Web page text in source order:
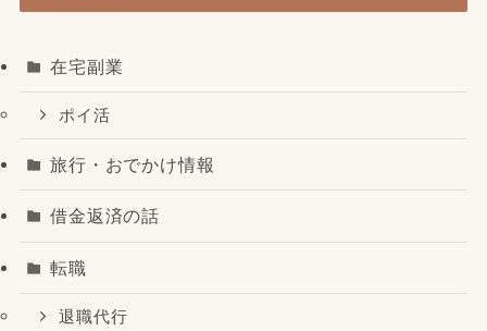
在宅副業
ポイ活
旅行・おでかけ情報
借金返済の話
転職
退職代行